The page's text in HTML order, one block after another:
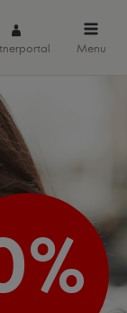
Menu